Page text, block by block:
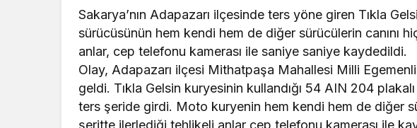
Sakarya’nın Adapazarı ilçesinde ters yöne giren Tıkla
sürücüsünün hem kendi hem de diğer sürücülerin canını
anlar, cep telefonu kamerası ile saniye saniye kaydedildi.
Olay, Adapazarı ilçesi Mithatpaşa Mahallesi Milli
geldi. Tıkla Gelsin kuryesinin kullandığı 54 AIN 204
ters şeride girdi. Moto kuryenin hem kendi hem de diğer